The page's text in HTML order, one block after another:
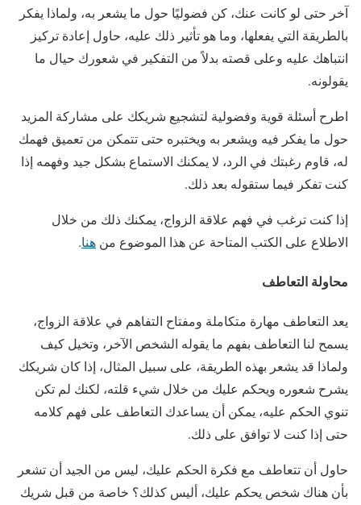
آخر حتى لو كانت عنك، كن فضوليًا حول ما يشعر به، ولماذا يفكر
بالطريقة التي يفعلها، وما هو تأثير ذلك عليه، حاول إعادة تركيز
انتباهك عليه وعلى قصته بدلاً من التفكير في شعورك حيال ما
يقولونه.
اطرح أسئلة قوية وفضولية لتشجيع شريكك على مشاركة المزيد
حول ما يفكر فيه ويشعر به ويختبره حتى تتمكن من تعميق فهمك
له، قاوم رغبتك في الرد، لا يمكنك الاستماع بشكل جيد وفهمه إذا
كنت تفكر فيما ستقوله بعد ذلك.
إذا كنت ترغب في فهم علاقة الزواج، يمكنك ذلك من خلال
الاطلاع على الكتب المتاحة عن هذا الموضوع من هنا.
محاولة التعاطف
يعد التعاطف مهارة متكاملة ومفتاح التفاهم في علاقة الزواج،
يسمح لنا التعاطف بفهم ما يقوله الشخص الآخر، وتخيل كيف
ولماذا قد يشعر بهذه الطريقة، على سبيل المثال، إذا كان شريكك
يشرح شعوره ويحكم عليك من خلال شيء قلته، لكنك لم تكن
تنوي الحكم عليه، يمكن أن يساعدك التعاطف على فهم كلامه
حتى إذا كنت لا توافق على ذلك.
حاول أن تتعاطف مع فكرة الحكم عليك، ليس من الجيد أن تشعر
بأن هناك شخص يحكم عليك، أليس كذلك؟ خاصة من قبل شريك